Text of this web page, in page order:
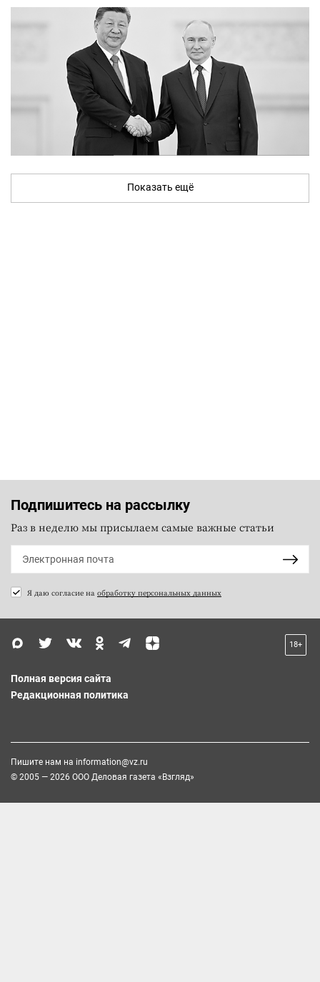
Показать ещё
Подпишитесь на рассылку
Раз в неделю мы присылаем самые важные статьи
Я даю согласие на обработку персональных данных
18+
Полная версия сайта
Редакционная политика
Пишите нам на information@vz.ru
© 2005 — 2026 ООО Деловая газета «Взгляд»